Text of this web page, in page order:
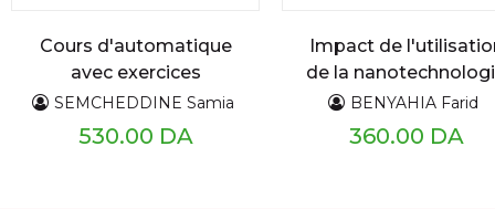
Cours d'automatique
avec exercices
corrigés
SEMCHEDDINE Samia
530.00 DA
Impact de
de la
sur les systèmes
d'information
BENYAHIA Farid
360.00 DA